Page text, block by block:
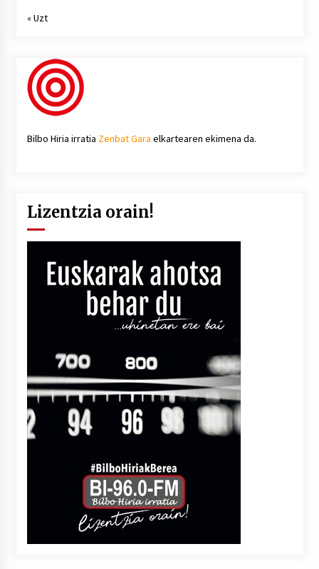
« Uzt
Bilbo Hiria irratia Zenbat Gara elkartearen ekimena da.
Lizentzia orain!